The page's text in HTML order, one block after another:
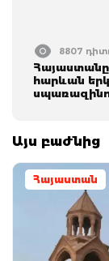
8807
հարևան
Այս բաժնից
Հայաստան